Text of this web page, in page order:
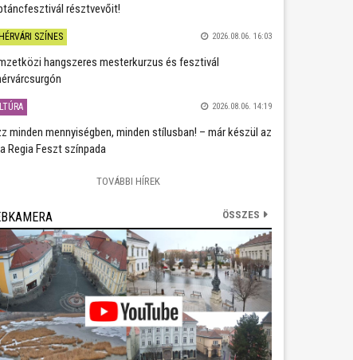
résztvevőit!
SZÍNES 2026.08.06. 16:03
hangszeres mesterkurzus és fesztivál
2026.08.06. 14:19
minden mennyiségben, minden stílusban! – már készül az
Regia Feszt színpada
TOVÁBBI HÍREK
ÖSSZES